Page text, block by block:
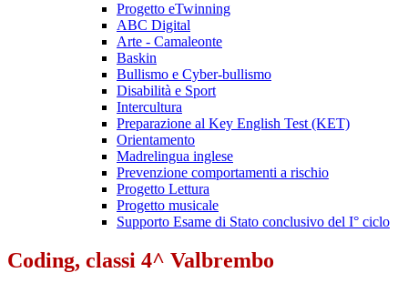
Progetto eTwinning
ABC Digital
Arte - Camaleonte
Baskin
Bullismo e Cyber-bullismo
Disabilità e Sport
Intercultura
Preparazione al Key English Test (KET)
Orientamento
Madrelingua inglese
Prevenzione comportamenti a rischio
Progetto Lettura
Progetto musicale
Supporto Esame di Stato conclusivo del I° ciclo
Coding, classi 4^ Valbrembo